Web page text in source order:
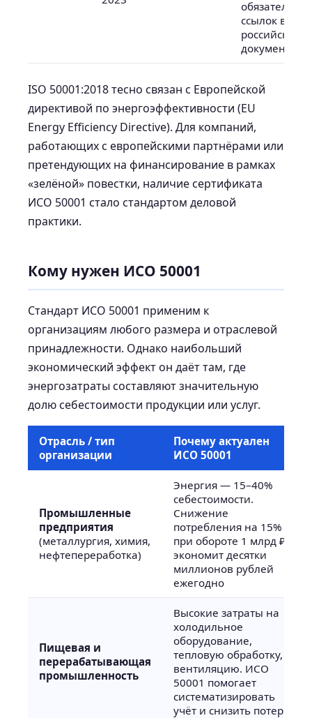
обязательна
ссылок в
российской
ISO 50001:2018 тесно связан с Европейской
директивой по энергоэффективности (EU
Energy Efficiency Directive). Для компаний,
работающих с европейскими партнёрами или
претендующих на финансирование в рамках
«зелёной» повестки, наличие сертификата
ИСО 50001 стало стандартом деловой
практики.
Кому нужен ИСО 50001
Стандарт ИСО 50001 применим к
организациям любого размера и отраслевой
принадлежности. Однако наибольший
экономический эффект он даёт там, где
энергозатраты составляют значительную
долю себестоимости продукции или услуг.
Отрасль / тип
организации
Почему актуален
ИСО 50001
Промышленные
предприятия
(металлургия, химия,
нефтепереработка)
Энергия — 15–40%
себестоимости.
Снижение
потребления на 15%
при обороте 1 млрд ₽
экономит десятки
миллионов рублей
ежегодно
Пищевая и
перерабатывающая
промышленность
Высокие затраты на
холодильное
оборудование,
тепловую обработку,
вентиляцию. ИСО
50001 помогает
систематизировать
учёт и снизить потери